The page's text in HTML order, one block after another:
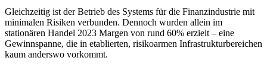
Gleichzeitig ist der Betrieb des Systems für die Finanzindustrie mit
minimalen Risiken verbunden. Dennoch wurden allein im
stationären Handel 2023 Margen von rund 60% erzielt – eine
Gewinnspanne, die in etablierten, risikoarmen Infrastrukturbereichen
kaum anderswo vorkommt.